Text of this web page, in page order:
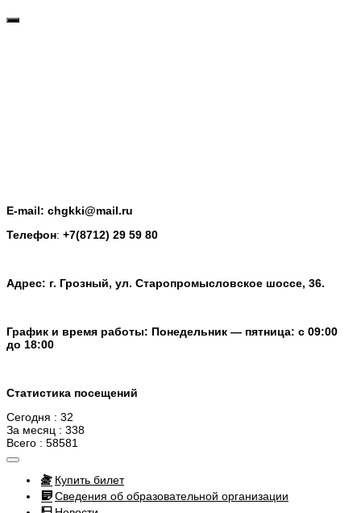
E-mail: chgkki@mail.ru
Телефон: +7(8712) 29 59 80
Адрес: г. Грозный, ул. Старопромысловское шоссе, 36.
График и время работы: Понедельник — пятница: с 09:00
до 18:00
Статистика посещений
Сегодня : 32
За месяц : 338
Всего : 58581
Купить билет
Сведения об образовательной организации